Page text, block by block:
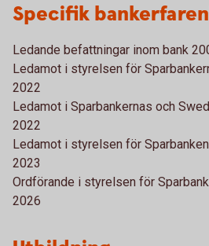
Specifik
Ledande befattningar inom bank
Ledamot i styrelsen för
2022
Ledamot i Sparbankernas och
2022
Ledamot i styrelsen för
2023
Ordförande i styrelsen för
2026